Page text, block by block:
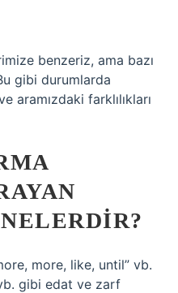
benzeriz, ama bazı
gibi durumlarda
aramızdaki farklılıkları
more, like, until” vb.
gibi edat ve zarf